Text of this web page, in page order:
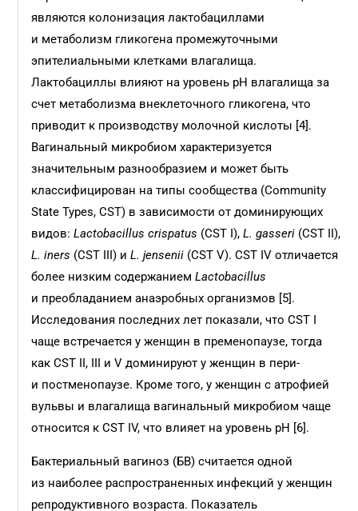
являются колонизация лактобациллами
и метаболизм гликогена промежуточными
эпителиальными клетками влагалища.
Лактобациллы влияют на уровень pH влагалища за
счет метаболизма внеклеточного гликогена, что
приводит к производству молочной кислоты [4].
Вагинальный микробиом характеризуется
значительным разнообразием и может быть
классифицирован на типы сообщества (Community
State Types, CST) в зависимости от доминирующих
видов:Lactobacillus crispatus (CST I),L. gasseri (CST II),
L. iners (CST III) иL. jensenii (CST V). CST IV отличается
более низким содержаниемLactobacillus
и преобладанием анаэробных организмов [5].
Исследования последних лет показали, что CST I
чаще встречается у женщин в пременопаузе, тогда
как CST II, III и V доминируют у женщин в пери-
и постменопаузе. Кроме того, у женщин с атрофией
вульвы и влагалища вагинальный микробиом чаще
относится к CST IV, что влияет на уровень pH [6].
Бактериальный вагиноз (БВ) считается одной
из наиболее распространенных инфекций у женщин
репродуктивного возраста. Показатель